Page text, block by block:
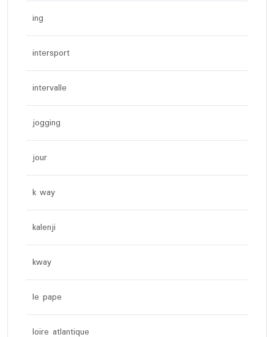
ing
intersport
intervalle
jogging
jour
k way
kalenji
kway
le pape
loire atlantique